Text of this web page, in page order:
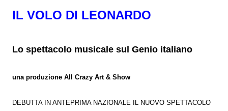
IL VOLO DI LEONARDO
Lo spettacolo musicale sul Genio italiano
una produzione All Crazy Art & Show
DEBUTTA IN ANTEPRIMA NAZIONALE IL NUOVO SPETTACOLO